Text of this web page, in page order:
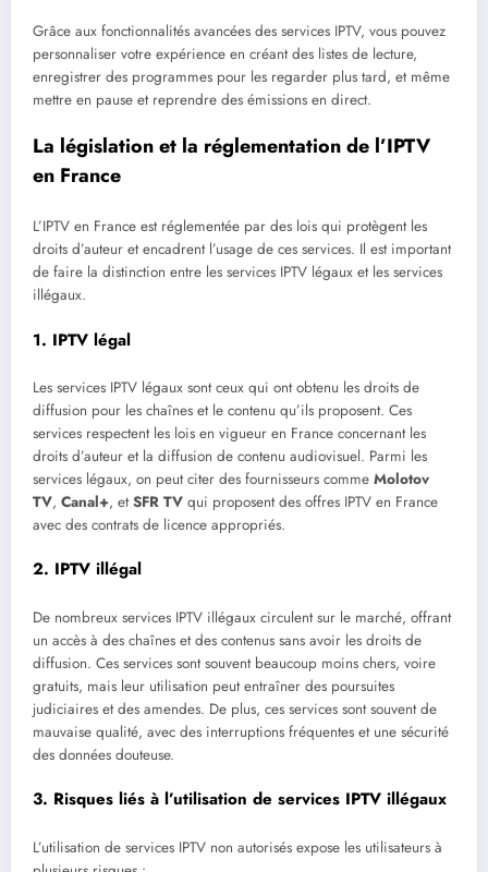
Grâce aux fonctionnalités avancées des services IPTV, vous pouvez
personnaliser votre expérience en créant des listes de lecture,
enregistrer des programmes pour les regarder plus tard, et même
mettre en pause et reprendre des émissions en direct.
La législation et la réglementation de l’IPTV
en France
L’IPTV en France est réglementée par des lois qui protègent les
droits d’auteur et encadrent l’usage de ces services. Il est important
de faire la distinction entre les services IPTV légaux et les services
illégaux.
1. IPTV légal
Les services IPTV légaux sont ceux qui ont obtenu les droits de
diffusion pour les chaînes et le contenu qu’ils proposent. Ces
services respectent les lois en vigueur en France concernant les
droits d’auteur et la diffusion de contenu audiovisuel. Parmi les
services légaux, on peut citer des fournisseurs comme Molotov
TV, Canal+, etSFR TV qui proposent des offres IPTV en France
avec des contrats de licence appropriés.
2. IPTV illégal
De nombreux services IPTV illégaux circulent sur le marché, offrant
un accès à des chaînes et des contenus sans avoir les droits de
diffusion. Ces services sont souvent beaucoup moins chers, voire
gratuits, mais leur utilisation peut entraîner des poursuites
judiciaires et des amendes. De plus, ces services sont souvent de
mauvaise qualité, avec des interruptions fréquentes et une sécurité
des données douteuse.
3. Risques liés à l’utilisation de services IPTV illégaux
L’utilisation de services IPTV non autorisés expose les utilisateurs à